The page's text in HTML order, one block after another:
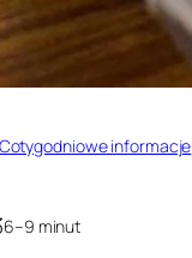
informacje
6–9 minut